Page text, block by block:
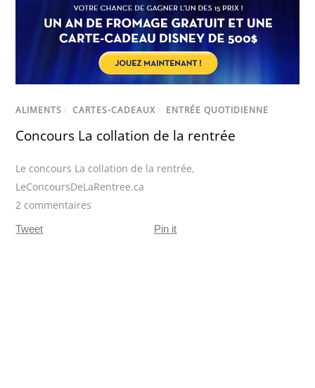
ALIMENTS / CARTES-CADEAUX / ENTRÉE QUOTIDIENNE
Concours La collation de la rentrée
Le concours La collation de la rentrée,
LeConcoursDeLaRentree.ca
2 commentaires
Tweet Pin it